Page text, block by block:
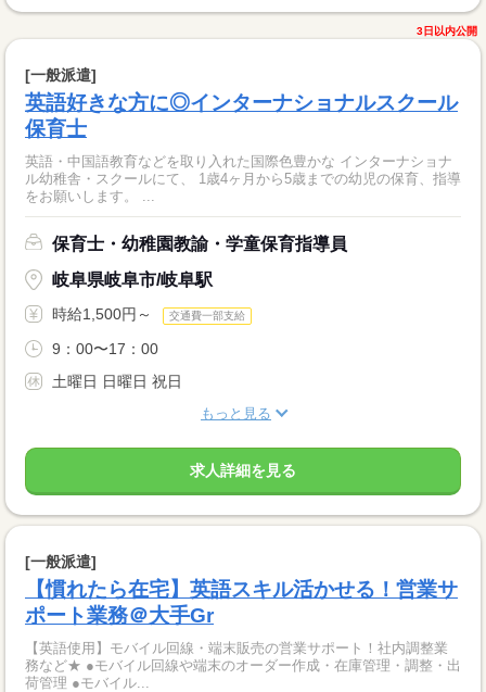
3日以内公開
[一般派遣]
英語好きな方に◎インターナショナルスクール
保育士
英語・中国語教育などを取り入れた国際色豊かな インターナショナ
ル幼稚舎・スクールにて、 1歳4ヶ月から5歳までの幼児の保育、指導
をお願いします。 ...
保育士・幼稚園教諭・学童保育指導員
岐阜県岐阜市/岐阜駅
時給1,500円～ 交通費一部支給
9：00〜17：00
土曜日 日曜日 祝日
もっと見る
求人詳細を見る
[一般派遣]
【慣れたら在宅】英語スキル活かせる！営業サ
ポート業務＠大手Gr
【英語使用】モバイル回線・端末販売の営業サポート！社内調整業
務など★ ●モバイル回線や端末のオーダー作成・在庫管理・調整・出
荷管理 ●モバイル...